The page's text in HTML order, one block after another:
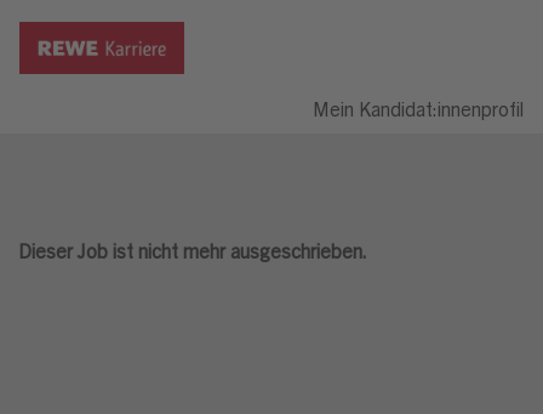
Mein Kandidat:innenprofil
Dieser Job ist nicht mehr ausgeschrieben.